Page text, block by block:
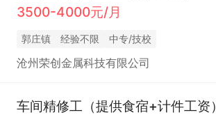
3500-4000元/月
郭庄镇 经验不限 中专/技校
沧州荣创金属科技有限公司
车间精修工（提供食宿+计件工资）